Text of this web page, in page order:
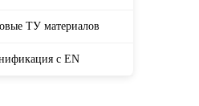
ТУ материалов
с EN